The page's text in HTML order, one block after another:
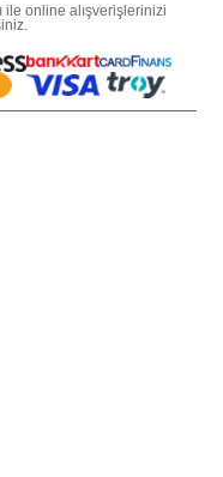
ile online alışverişlerinizi